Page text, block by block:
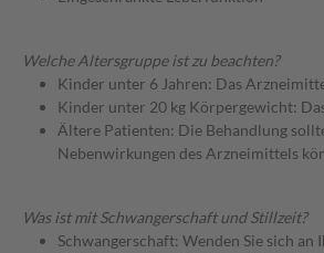
Welche Altersgruppe ist zu beachten?
Kinder unter 6 Jahren: Das
Kinder unter 20 kg Körpergewicht:
Ältere Patienten: Die Behandlung
Nebenwirkungen des Arzneimittels
Was ist mit Schwangerschaft und Stillzeit?
Schwangerschaft: Wenden Sie sich